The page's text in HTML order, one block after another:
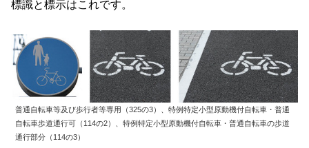
標識と標示はこれです。
普通自転車等及び歩行者等専用（325の3）、特例特定小型原動機付自転車・普通
自転車歩道通行可（114の2）、特例特定小型原動機付自転車・普通自転車の歩道
通行部分（114の3）